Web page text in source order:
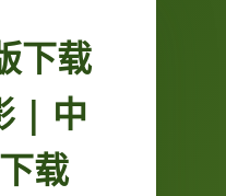
下载
| 中
载